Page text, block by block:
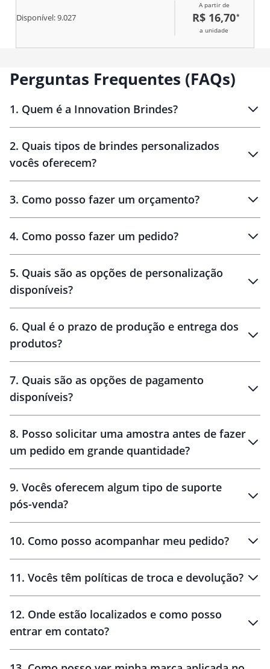
Disponível:9.027
A partir de
R$ 16,70*
a unidade
Perguntas Frequentes (FAQs)
1. Quem é a Innovation Brindes?
Brindes personalizados
2. Quais tipos de brindes personalizados
vocês oferecem?
personalizados
3. Como posso fazer um orçamento?
brinde
personalização
4. Como posso fazer um pedido?
amostra virtual
5. Quais são as opções de personalização
disponíveis?
6. Qual é o prazo de produção e entrega dos
produtos?
10 dias
brinde
48 horas
7. Quais são as opções de pagamento
disponíveis?
8. Posso solicitar uma amostra antes de fazer
um pedido em grande quantidade?
amostras
9. Vocês oferecem algum tipo de suporte
pós-venda?
10. Como posso acompanhar meu pedido?
11. Vocês têm políticas de troca e devolução?
30 dias
12. Onde estão localizados e como posso
entrar em contato?